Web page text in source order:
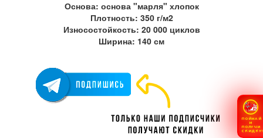
Основа: основа "марля" хлопок
Плотность: 350 г/м2
Износостойкость: 20 000 циклов
Ширина: 140 см
ПОЙМАЙ
И
ПОЛУЧИ
СКИДКУ!